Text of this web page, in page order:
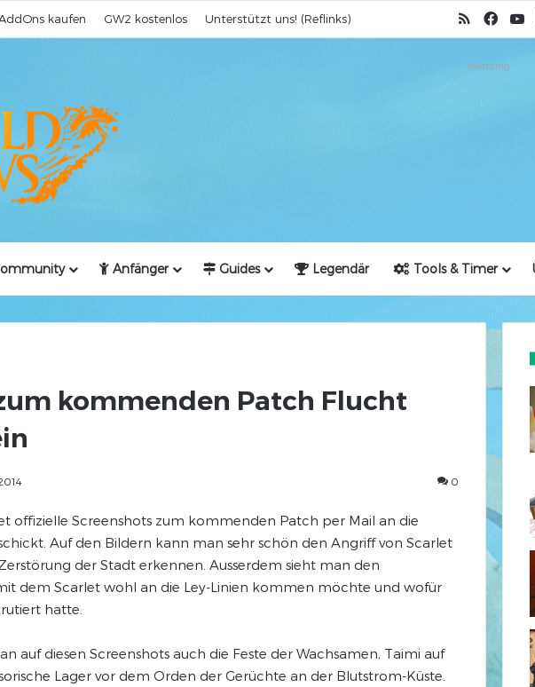
kaufen GW2 kostenlos Unterstützt uns! (Reflinks) RSS
Werbung
Anfänger Guides Legendär Tools & Timer
kommenden Patch Flucht
0
offizielle Screenshots zum kommenden Patch per Mail an die
Auf den Bildern kann man sehr schön den Angriff von Scarlet
der Stadt erkennen. Ausserdem sieht man den
dem Scarlet wohl an die Ley-Linien kommen möchte und wofür
hatte.
auf diesen Screenshots auch die Feste der Wachsamen, Taimi auf
Lager vor dem Orden der Gerüchte an der Blutstrom-Küste.